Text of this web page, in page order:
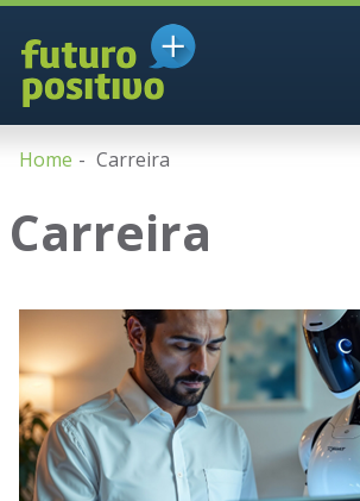
Home Carreira
Carreira